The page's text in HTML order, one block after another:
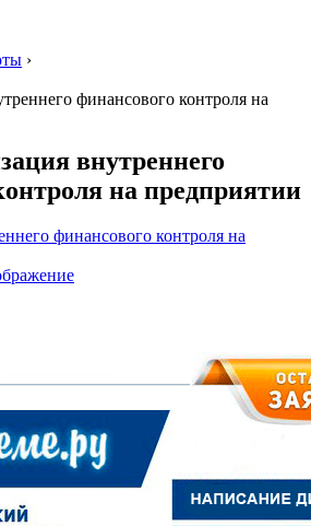
›
финансового контроля на
внутреннего
на предприятии